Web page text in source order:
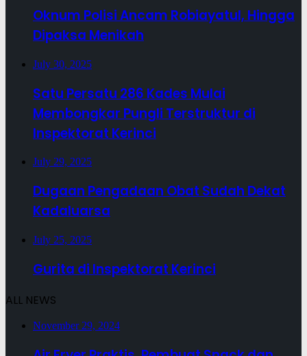
Oknum Polisi Ancam Robiayatul, Hingga
Dipaksa Menikah
July 30, 2025
Satu Persatu 286 Kades Mulai
Membongkar Pungli Terstruktur di
Inspektorat Kerinci
July 29, 2025
Dugaan Pengadaan Obat Sudah Dekat
Kadaluarsa
July 25, 2025
Gurita di Inspektorat Kerinci
ALL NEWS
November 29, 2024